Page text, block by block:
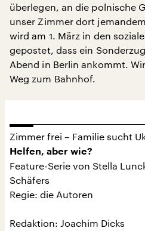
überlegen, an die polnische
unser Zimmer dort
wird am 1. März in den
gepostet, dass ein
Abend in Berlin ankommt.
Weg zum Bahnhof.
Zimmer frei – Familie sucht
Helfen, aber wie?
Feature-Serie von Stella
Schäfers
Regie: die Autoren
Redaktion: Joachim Dicks